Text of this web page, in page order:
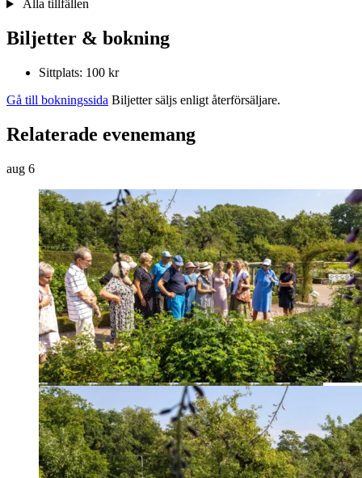
Alla tillfällen
Biljetter & bokning
Sittplats: 100 kr
Gå till bokningssida Biljetter säljs enligt återförsäljare.
Relaterade evenemang
aug 6